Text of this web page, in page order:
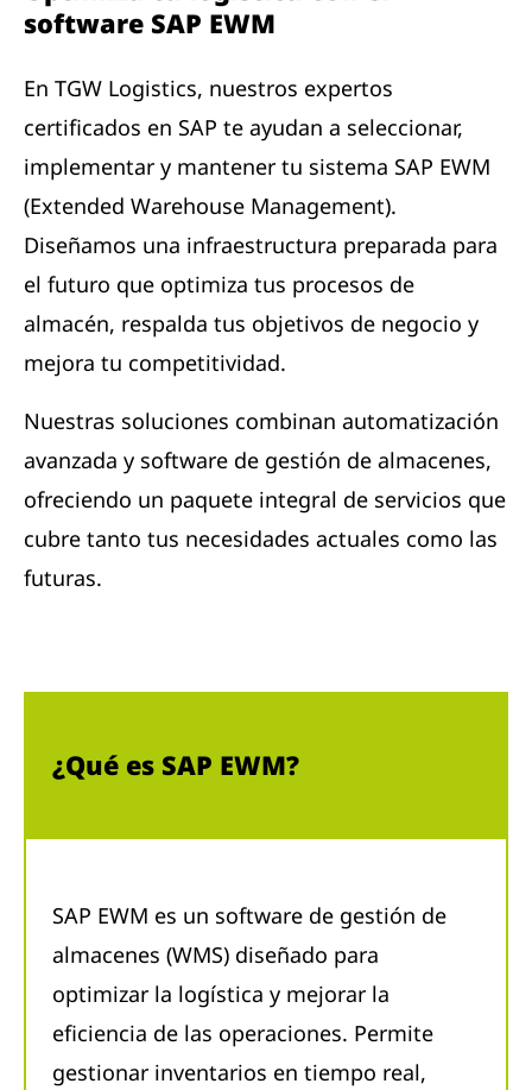
software SAP EWM
En TGW Logistics, nuestros expertos
certificados en SAP te ayudan a seleccionar,
implementar y mantener tu sistema SAP EWM
(Extended Warehouse Management).
Diseñamos una infraestructura preparada para
el futuro que optimiza tus procesos de
almacén, respalda tus objetivos de negocio y
mejora tu competitividad.
Nuestras soluciones combinan automatización
avanzada y software de gestión de almacenes,
ofreciendo un paquete integral de servicios que
cubre tanto tus necesidades actuales como las
futuras.
¿Qué es SAP EWM?
SAP EWM es un software de gestión de
almacenes (WMS) diseñado para
optimizar la logística y mejorar la
eficiencia de las operaciones. Permite
gestionar inventarios en tiempo real,